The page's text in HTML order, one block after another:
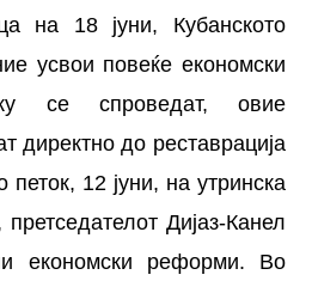
на 18 јуни, Кубанското
усвои повеќе економски
се спроведат, овие
директно до реставрација
петок, 12 јуни, на утринска
Дијаз-Канел
економски реформи. Во